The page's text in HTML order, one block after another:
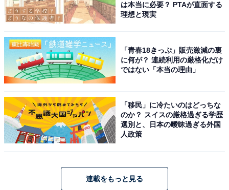
は本当に必要？ PTAが直面する
理想と現実
「青春18きっぷ」販売激減の裏
に何が？ 連続利用の厳格化だけ
ではない「本当の理由」
「移民」に冷たいのはどっちな
のか？ スイスの厳格過ぎる学歴
選別と、日本の曖昧過ぎる外国
人政策
連載をもっと見る